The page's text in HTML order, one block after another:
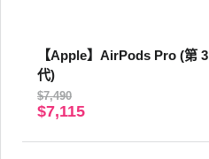
【Apple】AirPods Pro (第 3
代)
$7,490
$7,115